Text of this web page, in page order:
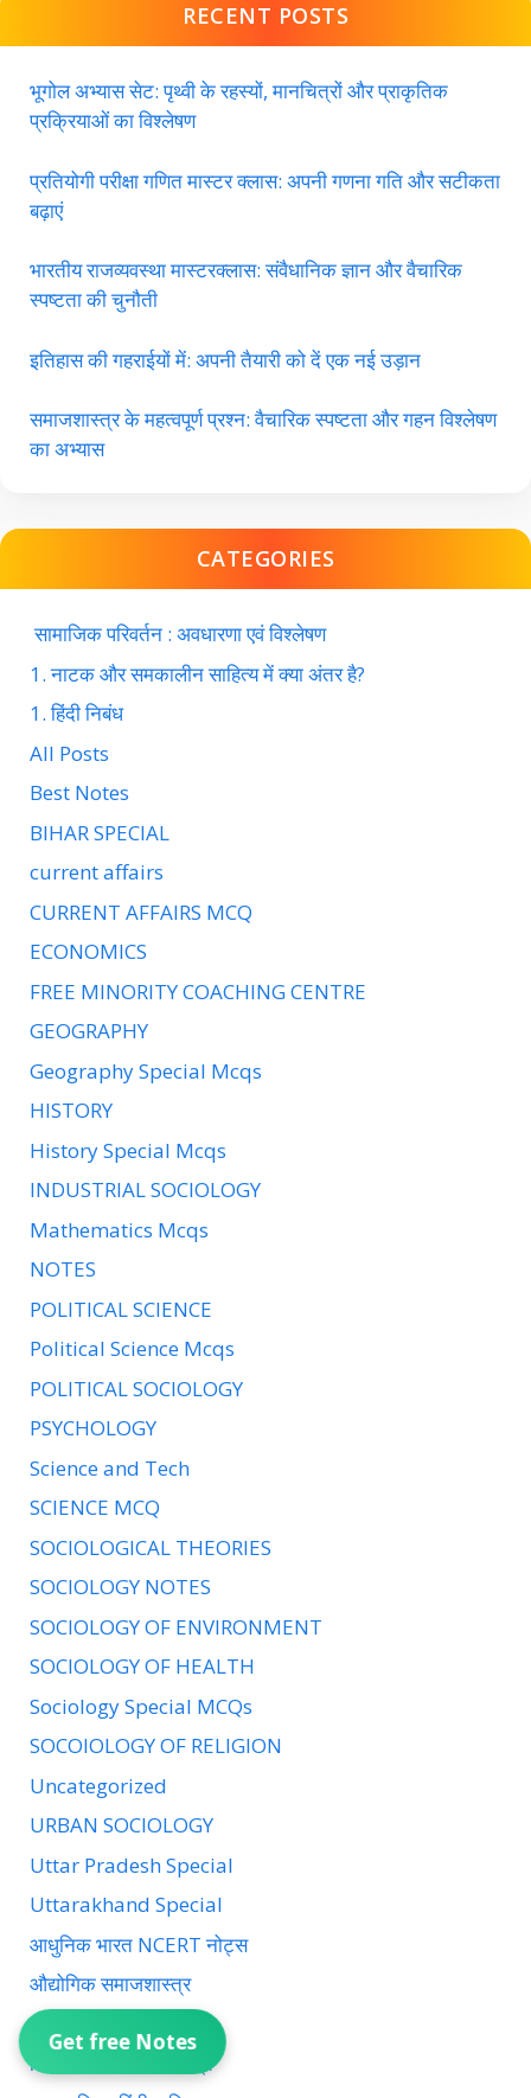
Get free Notes
RECENT POSTS
भूगोल अभ्यास सेट: पृथ्वी के रहस्यों, मानचित्रों और प्राकृतिक
प्रक्रियाओं का विश्लेषण
प्रतियोगी परीक्षा गणित मास्टर क्लास: अपनी गणना गति और सटीकता
बढ़ाएं
भारतीय राजव्यवस्था मास्टरक्लास: संवैधानिक ज्ञान और वैचारिक
स्पष्टता की चुनौती
इतिहास की गहराईयों में: अपनी तैयारी को दें एक नई उड़ान
समाजशास्त्र के महत्वपूर्ण प्रश्न: वैचारिक स्पष्टता और गहन विश्लेषण
का अभ्यास
CATEGORIES
सामाजिक परिवर्तन : अवधारणा एवं विश्लेषण
1. नाटक और समकालीन साहित्य में क्या अंतर है?
1. हिंदी निबंध
All Posts
Best Notes
BIHAR SPECIAL
current affairs
CURRENT AFFAIRS MCQ
ECONOMICS
FREE MINORITY COACHING CENTRE
GEOGRAPHY
Geography Special Mcqs
HISTORY
History Special Mcqs
INDUSTRIAL SOCIOLOGY
Mathematics Mcqs
NOTES
POLITICAL SCIENCE
Political Science Mcqs
POLITICAL SOCIOLOGY
PSYCHOLOGY
Science and Tech
SCIENCE MCQ
SOCIOLOGICAL THEORIES
SOCIOLOGY NOTES
SOCIOLOGY OF ENVIRONMENT
SOCIOLOGY OF HEALTH
Sociology Special MCQs
SOCOIOLOGY OF RELIGION
Uncategorized
URBAN SOCIOLOGY
Uttar Pradesh Special
Uttarakhand Special
आधुनिक भारत NCERT नोट्स
औद्योगिक समाजशास्त्र
ग्रामीण समाजशास्त्र
चिकित्सा का समाजशास्त्र